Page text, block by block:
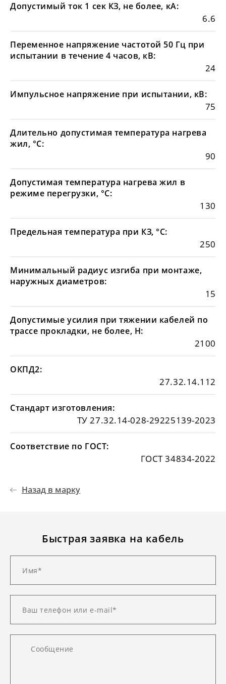
Допустимый ток 1 сек КЗ, не более, кА:
6.6
Переменное напряжение частотой 50 Гц при
испытании в течение 4 часов, кВ:
24
Импульсное напряжение при испытании, кВ:
75
Длительно допустимая температура нагрева
жил, °С:
90
Допустимая температура нагрева жил в
режиме перегрузки, °С:
130
Предельная температура при КЗ, °С:
250
Минимальный радиус изгиба при монтаже,
наружных диаметров:
15
Допустимые усилия при тяжении кабелей по
трассе прокладки, не более, Н:
2100
ОКПД2:
27.32.14.112
Стандарт изготовления:
ТУ 27.32.14-028-29225139-2023
Соответствие по ГОСТ:
ГОСТ 34834-2022
Назад в марку
Быстрая заявка на кабель